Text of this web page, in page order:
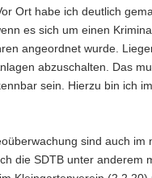
Ort habe ich deutlich
es sich um einen
angeordnet wurde.
abzuschalten. Das
sein. Hierzu bin ich
sind auch im
die SDTB unter anderem